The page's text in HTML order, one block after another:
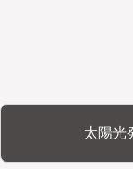
太陽光